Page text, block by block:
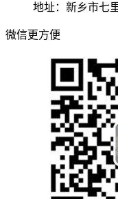
地址：新乡市七
微信更方便